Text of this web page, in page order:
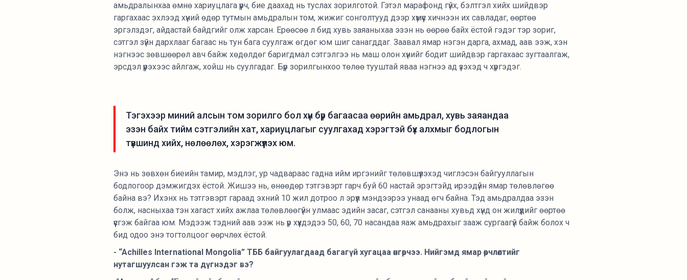
амьдралынхаа өмнө хариуцлага үүрч, бие даахад нь туслах зорилготой. Гэтэл марафонд гүйх, бэлтгэл хийх шийдвэр
гаргахаас эхлээд хүний өдөр тутмын амьдралын том, жижиг сонголтууд дээр хүмүүс хичнээн их савладаг, өөртөө
эргэлздэг, айдастай байдгийг олж харсан. Ерөөсөө л бид хувь заяаныхаа эзэн нь өөрөө байх ёстой гэдэг тэр зориг,
сэтгэл зүйн дархлааг багаас нь тун бага суулгаж өгдөг юм шиг санагддаг. Заавал ямар нэгэн дарга, ахмад, аав ээж, хэн
нэгнээс зөвшөөрөл авч байж хөдөлдөг баригдмал сэтгэлгээ нь маш олон хүнийг бодит шийдвэр гаргахаас зугтаалгаж,
эрсдэл үүрэхээс айлгаж, хойш нь суулгадаг. Бүр зорилгынхоо төлөө тууштай яваа нэгнээ ад үзэхэд ч хүргэдэг.
Тэгэхээр миний алсын том зорилго бол хүн бүр багаасаа өөрийн амьдрал, хувь заяандаа
эзэн байх тийм сэтгэлийн хат, хариуцлагыг суулгахад хэрэгтэй бүх алхмыг бодлогын
түвшинд хийх, нөлөөлөх, хэрэгжүүлэх юм.
Энэ нь зөвхөн биеийн тамир, мэдлэг, ур чадвараас гадна ийм иргэнийг төлөвшүүлэхэд чиглэсэн байгууллагын
бодлогоор дэмжигдэх ёстой. Жишээ нь, өнөөдөр тэтгэвэрт гарч буй 60 настай эрэгтэйд ирээдүйн ямар төлөвлөгөө
байна вэ? Ихэнх нь тэтгэвэрт гараад эхний 10 жил дотроо л эрүүл мэндээрээ унаад өгч байна. Тэд амьдралдаа эзэн
болж, насныхаа тэн хагаст хийх ажлаа төлөвлөөгүйн улмаас эдийн засаг, сэтгэл санааны хувьд хүнд он жилүүдийг өөртөө
үүсгэж байгаа юм. Мэдээж тэдний аав ээж нь үр хүүхдэдээ 50, 60, 70 насандаа яаж амьдрахыг зааж сургаагүй байж болох ч
бид одоо энэ тогтолцоог өөрчлөх ёстой.
- “Achilles International Mongolia” ТББ байгуулагдаад багагүй хугацаа өнгөрчээ. Нийгэмд ямар өөрчлөлтийг
нутагшуулсан гэж та дүгнэдэг вэ?